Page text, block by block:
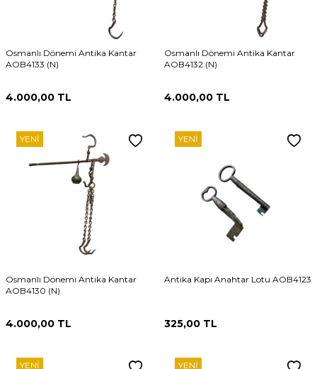
Osmanlı Dönemi Antika Kantar
AOB4133 (N)
4.000,00 TL
Osmanlı Dönemi Antika Kantar
AOB4132 (N)
4.000,00 TL
YENI
Osmanlı Dönemi Antika Kantar
AOB4130 (N)
4.000,00 TL
YENI
Antika Kapı Anahtar Lotu AOB4123
325,00 TL
YENI YENI